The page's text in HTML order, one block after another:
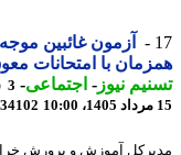
آزمون غائبین موجه
با امتحانات معوق
نیوز-اجتماعی-
3
82034102
آموزش و پرورش خراسان